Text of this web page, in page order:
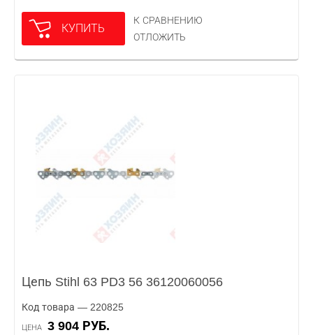
КУПИТЬ
К СРАВНЕНИЮ
ОТЛОЖИТЬ
Цепь Stihl 63 PD3 56 36120060056
Код товара — 220825
ЦЕНА 3 904 РУБ.